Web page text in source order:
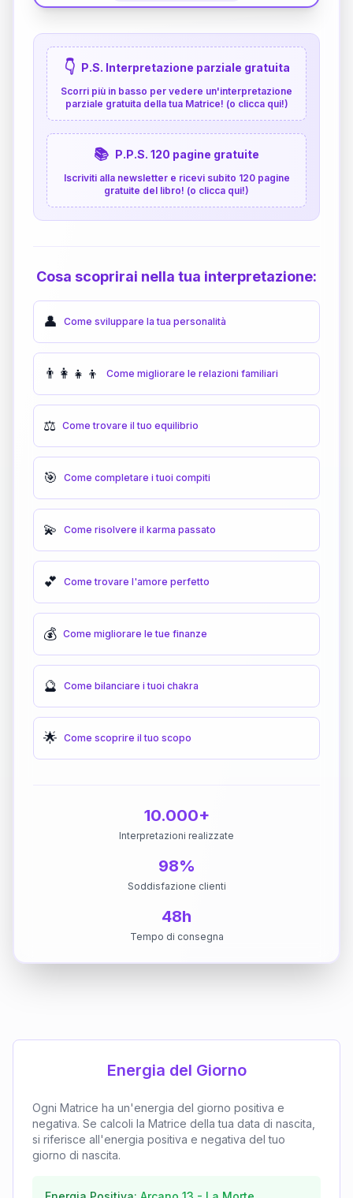
👇 P.S. Interpretazione parziale gratuita
Scorri più in basso per vedere un'interpretazione
parziale gratuita della tua Matrice! (o clicca qui!)
📚 P.P.S. 120 pagine gratuite
Iscriviti alla newsletter e ricevi subito 120 pagine
gratuite del libro! (o clicca qui!)
Cosa scoprirai nella tua interpretazione:
👤 Come sviluppare la tua personalità
👨‍👩‍👧‍👦 Come migliorare le relazioni familiari
⚖️ Come trovare il tuo equilibrio
🎯 Come completare i tuoi compiti
💫 Come risolvere il karma passato
💕 Come trovare l'amore perfetto
💰 Come migliorare le tue finanze
🔮 Come bilanciare i tuoi chakra
🌟 Come scoprire il tuo scopo
10.000+
Interpretazioni realizzate
98%
Soddisfazione clienti
48h
Tempo di consegna
Energia del Giorno
Ogni Matrice ha un'energia del giorno positiva e
negativa. Se calcoli la Matrice della tua data di nascita,
si riferisce all'energia positiva e negativa del tuo
giorno di nascita.